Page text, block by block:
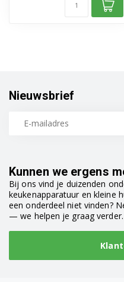
Kunnen we ergens
Bij ons vind je duizenden
keukenapparatuur en kleine
een onderdeel niet vinden?
— we helpen je graag verder.
Nieuwsbrief